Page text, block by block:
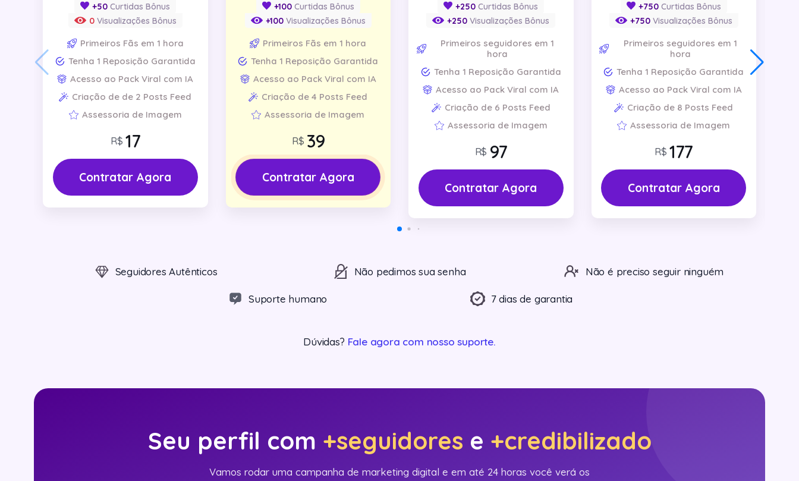
+50 Curtidas Bônus
0Visualizações Bônus
Primeiros Fãs em 1 hora
Tenha 1 Reposição Garantida
Acesso ao Pack Viral com IA
Criação de de 2 Posts Feed
Assessoria de Imagem
R$
Contratar Agora
+100Curtidas Bônus
+100Visualizações Bônus
Primeiros Fãs em 1 hora
Tenha 1 Reposição Garantida
Acesso ao Pack Viral com IA
Criação de 4 Posts Feed
Assessoria de Imagem
R$
Contratar Agora
+250 Curtidas Bônus
+250 Visualizações Bônus
Primeiros seguidores em 1
hora
Tenha 1 Reposição Garantida
Acesso ao Pack Viral com IA
Criação de 6 Posts Feed
Assessoria de Imagem
R$
Contratar Agora
+750Curtidas Bônus
+750Visualizações Bônus
Primeiros seguidores em 1
hora
Tenha 1 Reposição Garantida
Acesso ao Pack Viral com IA
Criação de 8 Posts Feed
Assessoria de Imagem
R$
Contratar Agora
Seguidores Autênticos Não pedimos sua senha Não é preciso seguir ninguém
Suporte humano 7 dias de garantia
Dúvidas? Fale agora com nosso suporte.
Seu perfil com +seguidores e +credibilizado
Vamos rodar uma campanha de marketing digital e em até 24 horas você verá os